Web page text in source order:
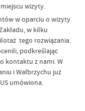
wizyty.
w oparciu o wizyty
w kilku
tego rozwiązania.
podkreślając
kontaktu z nami. W
i Wałbrzychu już
umówiona.